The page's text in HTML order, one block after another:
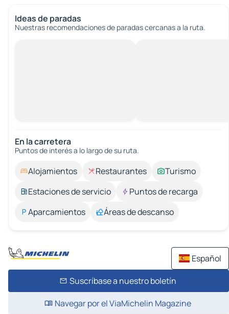
Ideas de paradas
Nuestras recomendaciones de paradas cercanas a la ruta.
En la carretera
Puntos de interés a lo largo de su ruta.
Alojamientos Restaurantes
Turismo
Estaciones de servicio
Puntos de recarga
Aparcamientos
Áreas de descanso
Español
Suscríbase a nuestro boletín
Navegar por el ViaMichelin Magazine